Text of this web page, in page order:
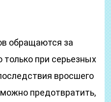
обращаются за
при серьезных
вросшего
предотвратить,